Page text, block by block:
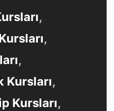
,
,
,
Kursları,
Kursları,